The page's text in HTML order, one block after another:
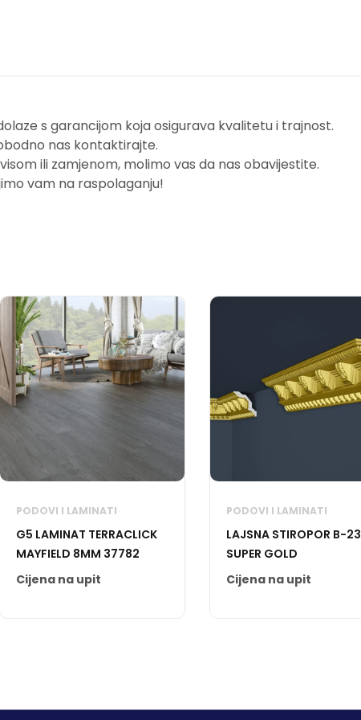
s garancijom koja osigurava kvalitetu i trajnost.
nas kontaktirajte.
ili zamjenom, molimo vas da nas obavijestite.
vam na raspolaganju!
PODOVI I LAMINATI
G5 LAMINAT TERRACLICK
MAYFIELD 8MM 37782
Cijena na upit
PODOVI I LAMINATI
LAJSNA STIROPOR B-23
SUPER GOLD
Cijena na upit